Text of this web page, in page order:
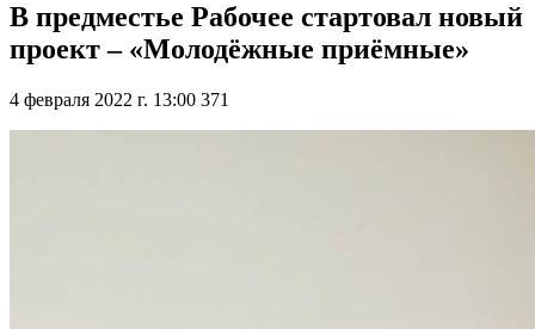
В предместье Рабочее стартовал новый
проект – «Молодёжные приёмные»
4 февраля 2022 г. 13:00 371